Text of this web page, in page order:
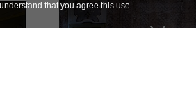
that you agree this use.